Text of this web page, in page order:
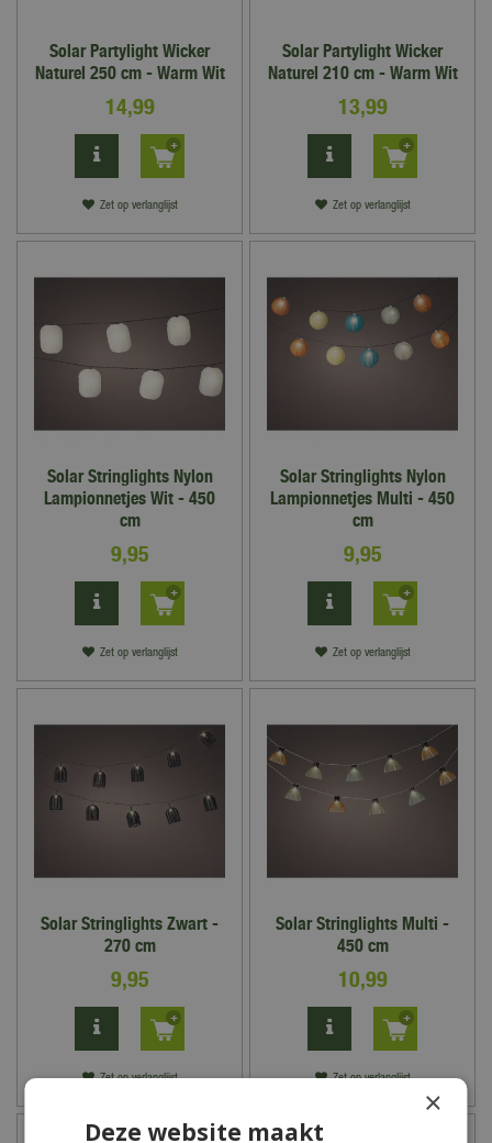
Solar Partylight Wicker
Naturel 250 cm - Warm Wit
14,99
Zet op verlanglijst
Solar Partylight Wicker
Naturel 210 cm - Warm Wit
13,99
Zet op verlanglijst
Solar Stringlights Nylon
Lampionnetjes Wit - 450
cm
9,95
Zet op verlanglijst
Solar Stringlights Nylon
Lampionnetjes Multi - 450
cm
9,95
Zet op verlanglijst
Solar Stringlights Zwart -
270 cm
9,95
Zet op verlanglijst
Solar Stringlights Multi -
450 cm
10,99
Zet op verlanglijst
×
Deze website maakt